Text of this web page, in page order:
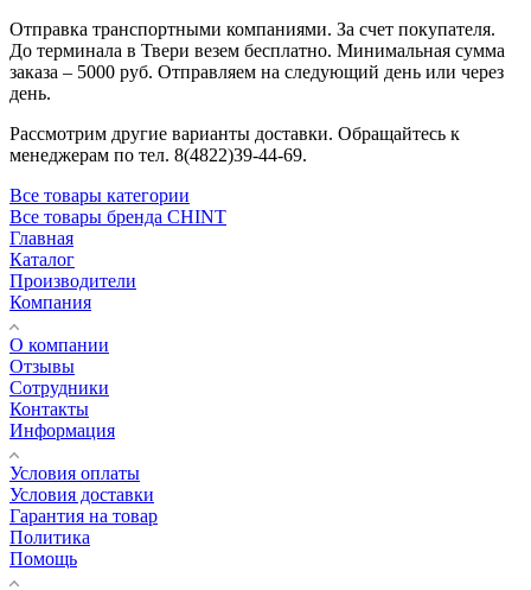
Отправка транспортными компаниями. За счет покупателя.
До терминала в Твери везем бесплатно. Минимальная сумма
заказа – 5000 руб. Отправляем на следующий день или через
день.
Рассмотрим другие варианты доставки. Обращайтесь к
менеджерам по тел. 8(4822)39-44-69.
Все товары категории
Все товары бренда CHINT
Главная
Каталог
Производители
Компания
О компании
Отзывы
Сотрудники
Контакты
Информация
Условия оплаты
Условия доставки
Гарантия на товар
Политика
Помощь